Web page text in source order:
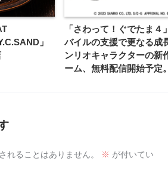
」
「さわって！ぐでたま４
バイルの支援で更なる
ンリオキャラクターの新
ーム、無料配信開始予定
れることはありません。 ※ が付いてい